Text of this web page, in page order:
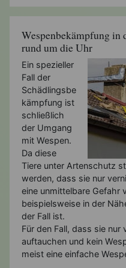
Wespenbekämpfung in
rund um die Uhr
Ein spezieller
Fall der
Schädlingsbe
kämpfung ist
schließlich
der Umgang
mit Wespen.
Da diese
Tiere unter Artenschutz
werden, dass sie nur
eine unmittelbare Gefahr
beispielsweise in der
der Fall ist.
Für den Fall, dass sie
auftauchen und kein
meist eine einfache